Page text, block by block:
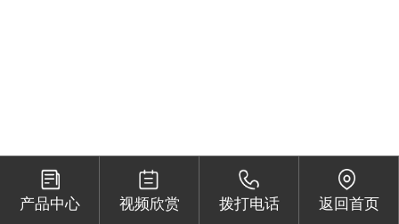
产品中心 视频欣赏 拨打电话 返回首页